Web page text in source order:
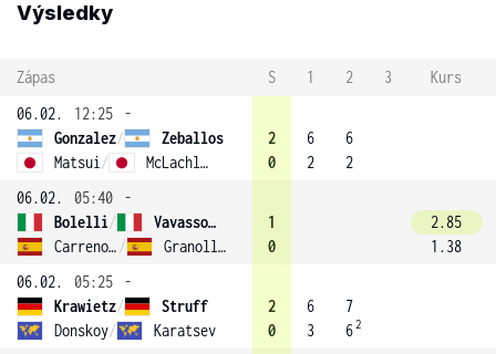
Výsledky
Zápas S 1 2 3
Kurs
06.02.
12:25
-
Gonzalez/
Zeballos
Matsui / McLachlan
2
0
6
2
6
2
06.02.
05:40
-
Bolelli/
Vavassori
Carreno-Busta / Granollers-Pujol
1
0
2.85
1.38
06.02.
05:25
-
Krawietz/
Struff
Donskoy/ Karatsev
2
0
6
3
7
62